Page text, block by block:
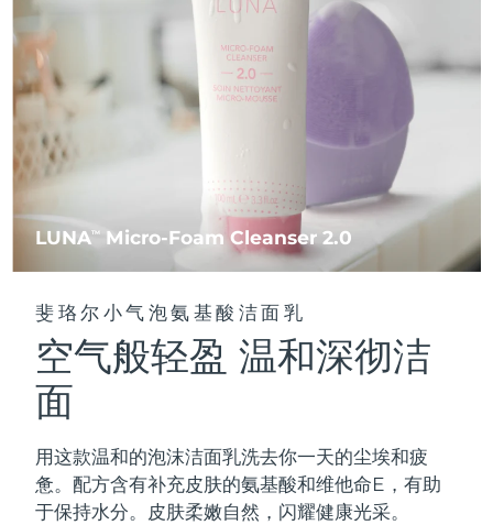
LUNATM Micro-Foam Cleanser 2.0
斐珞尔小气泡氨基酸洁面乳
空气般轻盈 温和深彻洁
面
用这款温和的泡沫洁面乳洗去你一天的尘埃和疲
惫。配方含有补充皮肤的氨基酸和维他命E，有助
于保持水分。皮肤柔嫩自然，闪耀健康光采。
LUNA™ 4 mini
For young skin, T-zone
LUNA™ 4 go
LUNA™ 护肤
Premium cleansers & balm
LUNA™ 设备
All facial cleansing devices
面部提拉护理
Premium anti-aging skincare
BEAR™ 设备
UFO™ 3 mini
Red light therapy device for young skin
Portable red light therapy
面膜
UFO™ 设备
issa™ 4 smile
Hybrid silicone sonic toothbrush
For ages 0-3
issa™ Teeth Whitening Set
ISSA™ 设备
FAQ™ 101
Clinical anti-aging
FAQ™ 102
FAQ™ 103
Luxurious clinical anti-aging set
FAQ™ P1 Primer
Manuka honey primer
FAQ™护肤品
All FAQ™ skincare
FAQ™ 201
FAQ™ 202
FAQ™ 211
Anti-aging neck & décolleté LED mask
FAQ™ 221
Anti-aging LED hand mask
FAQ™护肤品
All FAQ™ skincare
生发
LED hair strengthening scalp massager
FAQ™ Scalp Serum
FAQ™护肤品
FAQ™产品
All hair treatments
肌肤年轻化
Full-Spectrum Red Light Therapy
FAQ™ 502
FAQ™ Red Light Serum
FAQ™ skincare
All FAQ™ skincare
保健品
NEW
专业治疗
PEACH™ 2 Pro Max
Professional IPL hair removal device
BEAR™ 2 body
Microcurrent body toning
中国 预计送达日期
哥伦比亚 8/13/26
克罗地亚 预计送达日期8/9/26
塞浦路斯 预计送达日期
捷克 预计送达日期8/9/26
丹麦 预计送达日期8/9/26
爱沙尼亚
芬兰 预计送达日期8/9/26
法属波利尼西亚 预计送达日期 8/13/26